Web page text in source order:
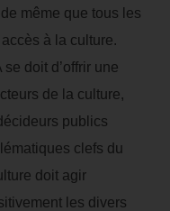
même que tous les
à la culture.
doit d’offrir une
de la culture,
publics
clefs du
doit agir
les divers